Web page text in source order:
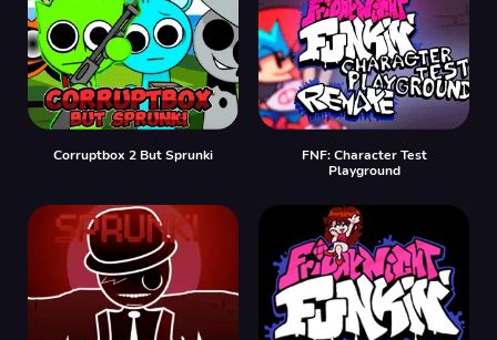
Corruptbox 2 But Sprunki
FNF: Character Test
Playground